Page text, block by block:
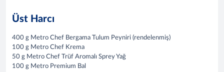
Üst Harcı
400 g Metro Chef Bergama Tulum Peyniri (rendelenmiş)
100 g Metro Chef Krema
50 g Metro Chef Trüf Aromalı Sprey Yağ
100 g Metro Premium Bal